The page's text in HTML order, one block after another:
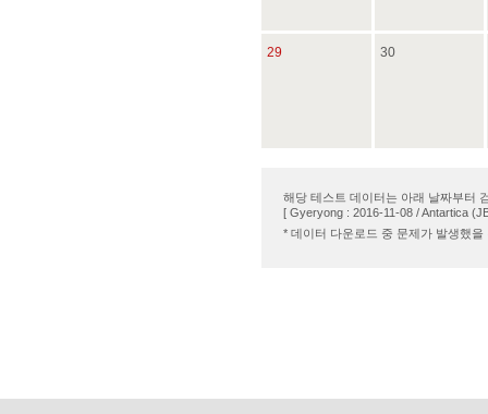
29 30
해당 테스트 데이터는 아래 날짜부터
[ Gyeryong : 2016-11-08 / Antartica
* 데이터 다운로드 중 문제가 발생했